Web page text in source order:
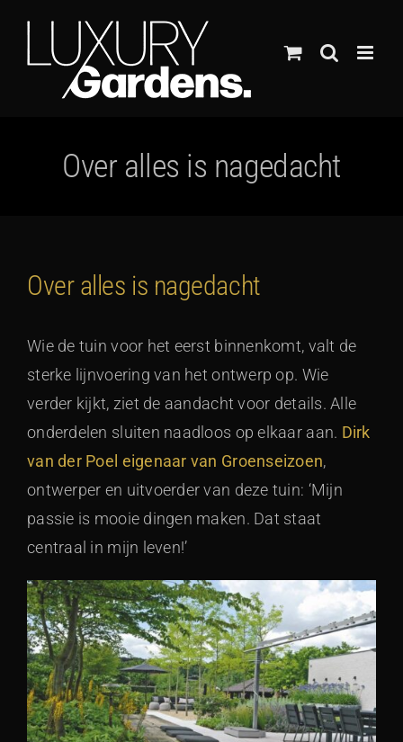
inhoud
Over alles is nagedacht
Over alles is nagedacht
Wie de tuin voor het eerst binnenkomt, valt de
sterke lijnvoering van het ontwerp op. Wie
verder kijkt, ziet de aandacht voor details. Alle
onderdelen sluiten naadloos op elkaar aan. Dirk
van der Poel eigenaar van Groenseizoen,
ontwerper en uitvoerder van deze tuin: ‘Mijn
passie is mooie dingen maken. Dat staat
centraal in mijn leven!’